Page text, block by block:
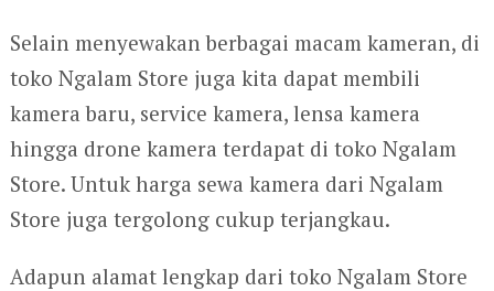
Selain menyewakan berbagai macam kameran, di
toko Ngalam Store juga kita dapat membili
kamera baru, service kamera, lensa kamera
hingga drone kamera terdapat di toko Ngalam
Store. Untuk harga sewa kamera dari Ngalam
Store juga tergolong cukup terjangkau.
Adapun alamat lengkap dari toko Ngalam Store